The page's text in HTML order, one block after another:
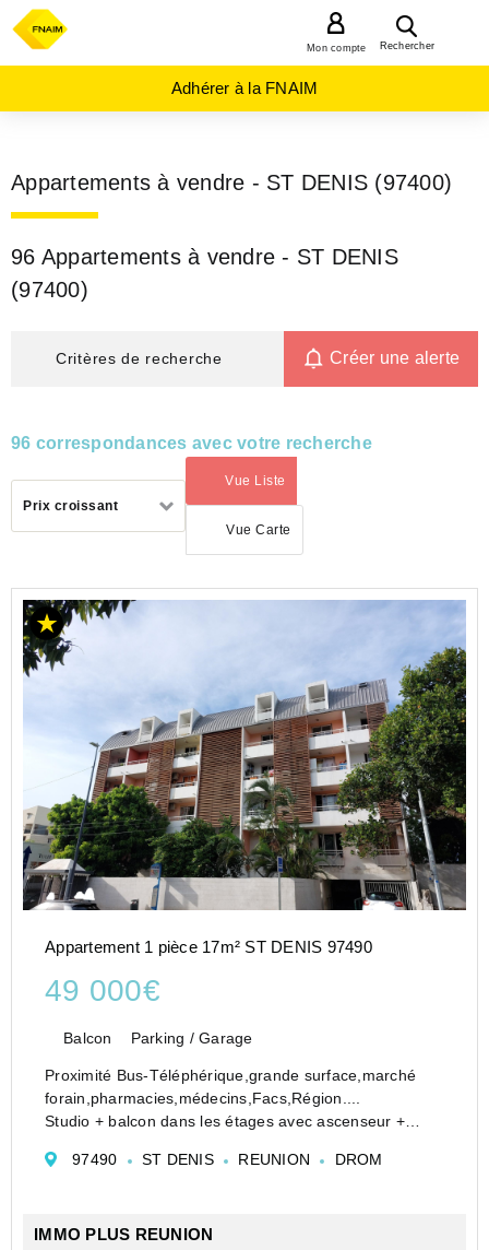
Rechercher
Mon compte
Adhérer à la FNAIM
Appartements à vendre - ST DENIS (97400)
96 Appartements à vendre - ST DENIS
(97400)
Critères de recherche Créer une alerte
96 correspondances avec votre recherche
Prix croissant
Vue Liste
(activé)
Vue Carte
ACHAT
APPARTEMENT
DROM
REUNION
Appartement 1 pièce 17m² ST DENIS 97490
49 000€
Balcon Parking / Garage
Proximité Bus-Téléphérique,grande surface,marché
forain,pharmacies,médecins,Facs,Région....
Studio + balcon dans les étages avec ascenseur +
Vendu avec bail en cours loué actuellement 4200
97490 ST DENIS REUNION DROM
IMMO PLUS REUNION